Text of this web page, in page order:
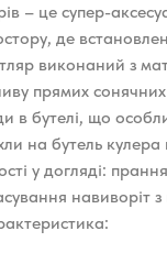
– це супер-
де
виконаний з
прямих
в бутелі, що
на бутель кулера
у догляді:
навиворіт